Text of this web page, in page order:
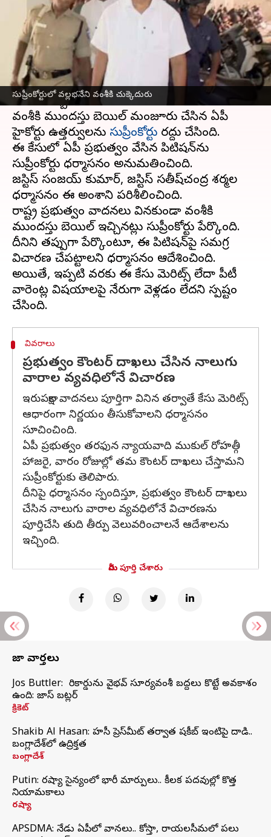
సుప్రీంకోర్టులో వల్లభనేని వంశీకి చుక్కెదురు
వల్లభనేని వంశీకి చుక్కెదురు
వ్రాసిన వారు Sirish Praharaju
ఈ వార్తాకథనం ఏంటి
గన్నవరంవైసీపీనేతవల్లభనేని వంశీకి సుప్రీంకోర్టులో
ఎదురుదెబ్బ తగిలింది.
వంశీకి ముందస్తు బెయిల్‌ మంజూరు చేసిన ఏపీ
హైకోర్టు ఉత్తర్వులను సుప్రీంకోర్టు రద్దు చేసింది.
ఈ కేసులో ఏపీ ప్రభుత్వం వేసిన పిటిషన్‌ను
సుప్రీంకోర్టు ధర్మాసనం అనుమతించింది.
జస్టిస్‌ సంజయ్‌ కుమార్‌, జస్టిస్‌ సతీష్‌చంద్ర శర్మల
ధర్మాసనం ఈ అంశాన్ని పరిశీలించింది.
రాష్ట్ర ప్రభుత్వం వాదనలు వినకుండా వంశీకి
ముందస్తు బెయిల్‌ ఇచ్చినట్లు సుప్రీంకోర్టు పేర్కొంది.
దీనిని తప్పుగా పేర్కొంటూ, ఈ పిటిషన్‌పై సమగ్ర
విచారణ చేపట్టాలని ధర్మాసనం ఆదేశించింది.
అయితే, ఇప్పటి వరకు ఈ కేసు మెరిట్స్‌ లేదా పీటీ
వారెంట్ల విషయాలపై నేరుగా వెళ్లడం లేదని స్పష్టం
వివరాలు
ప్రభుత్వం కౌంటర్‌ దాఖలు చేసిన నాలుగు
వారాల వ్యవధిలోనే విచారణ
ఇరుపక్షాల వాదనలు పూర్తిగా వినిన తర్వాతే కేసు మెరిట్స్‌
ఆధారంగా నిర్ణయం తీసుకోవాలని ధర్మాసనం
సూచించింది.
ఏపీ ప్రభుత్వం తరఫున న్యాయవాది ముకుల్‌ రోహత్గీ
హాజరై, వారం రోజుల్లో తమ కౌంటర్‌ దాఖలు చేస్తామని
సుప్రీంకోర్టుకు తెలిపారు.
దీనిపై ధర్మాసనం స్పందిస్తూ, ప్రభుత్వం కౌంటర్‌ దాఖలు
చేసిన నాలుగు వారాల వ్యవధిలోనే విచారణను
పూర్తిచేసి తుది తీర్పు వెలువరించాలనే ఆదేశాలను
ఇచ్చింది.
మీరు పూర్తి చేశారు
తాజా వార్తలు
Jos Buttler: నా రికార్డును వైభవ్ సూర్యవంశీ బద్దలు కొట్టే అవకాశం
ఉంది: జాస్ బట్లర్
క్రికెట్
Shakib Al Hasan: హసీనా ప్రెస్‌మీట్‌ తర్వాత షకీబ్‌ ఇంటిపై దాడి..
బంగ్లాదేశ్‌లో ఉద్రిక్తత
బంగ్లాదేశ్
Putin: రష్యా సైన్యంలో భారీ మార్పులు.. కీలక పదవుల్లో కొత్త
నియామకాలు
రష్యా
APSDMA: నేడు ఏపీలో వానలు.. కోస్తా, రాయలసీమలో పలు